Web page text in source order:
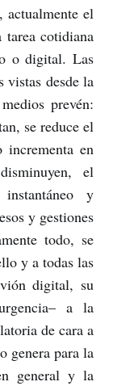
actualmente el
tarea cotidiana
o digital. Las
vistas desde la
prevén:
se reduce el
en
el
y
y gestiones
todo, se
y a todas las
digital, su
a la
de cara a
genera para la
general y la